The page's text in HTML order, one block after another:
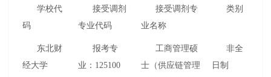
学校代
码
接受调剂
专业代码
接受调剂专
业名称
类别
东北财
经大学
报考专
业：125100
工商管理硕
士（供应链管理
非全
日制